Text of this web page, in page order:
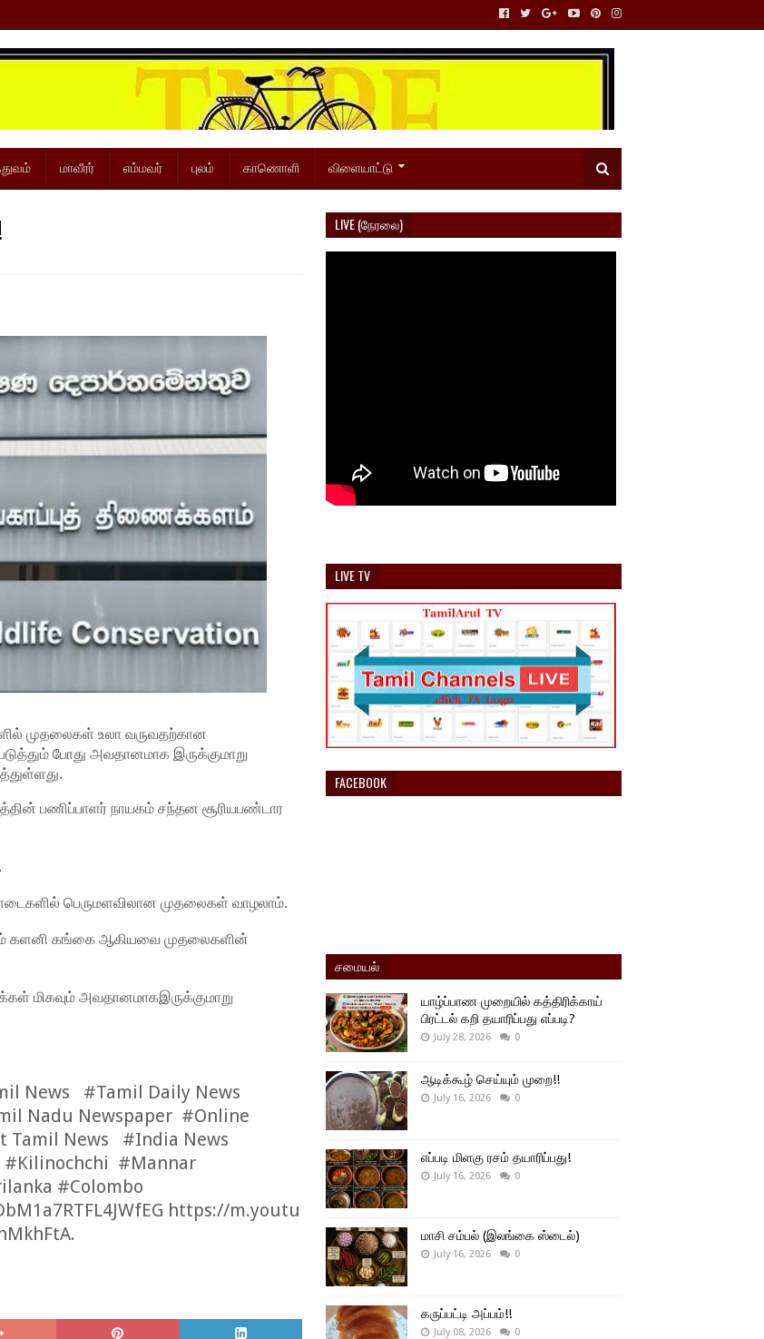
மாவீரர் எம்மவர் புலம் காணொளி விளையாட்டு
முதலைகள் உலா வருவதற்கான
போது அவதானமாக இருக்குமாறு
பணிப்பாளர் நாயகம் சந்தன சூரியபண்டார
பெருமளவிலான முதலைகள் வாழலாம்.
களனி கங்கை ஆகியவை முதலைகளின்
மிகவும் அவதானமாகஇருக்குமாறு
News #Tamil Daily News
Nadu Newspaper #Online
Tamil News #India News
#Mannar
#Colombo
https://m.youtu
LIVE (நேரலை)
LIVE TV
FACEBOOK
சமையல்
யாழ்ப்பாண முறையில் கத்திரிக்காய்
பிரட்டல் கறி தயாரிப்பது எப்படி?
July 28, 2026 0
ஆடிக்கூழ் செய்யும் முறை!!
July 16, 2026 0
எப்படி மிளகு ரசம் தயாரிப்பது!
July 16, 2026 0
மாசி சம்பல் (இலங்கை ஸ்டைல்)
July 16, 2026 0
கருப்பட்டி அப்பம்!!
July 08, 2026 0